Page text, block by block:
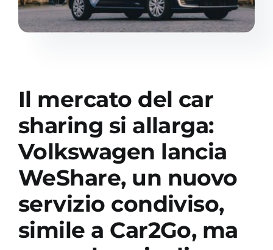
Il mercato del car
sharing si allarga:
Volkswagen lancia
WeShare, un nuovo
servizio condiviso,
simile a Car2Go, ma